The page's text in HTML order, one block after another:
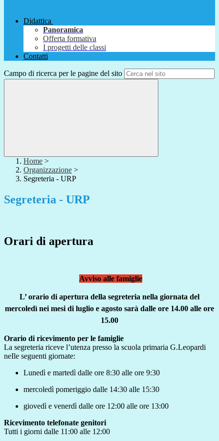
Didattica
Panoramica
Offerta formativa
I progetti delle classi
Contatti
Campo di ricerca per le pagine del sito
Home >
Organizzazione >
Segreteria - URP
Segreteria - URP
Orari di apertura
Avviso alle famiglie
L’ orario di apertura della segreteria nella giornata del
mercoledì nei mesi di luglio e agosto sarà dalle ore 14.00 alle ore
15.00
Orario di ricevimento per le famiglie
La segreteria riceve l’utenza presso la scuola primaria G.Leopardi
neIle seguenti giornate:
Lunedì e martedì dalle ore 8:30 alle ore 9:30
mercoledì pomeriggio dalle 14:30 alle 15:30
giovedì e venerdì dalle ore 12:00 alle ore 13:00
Ricevimento telefonate genitori
Tutti i giorni dalle 11:00 alle 12:00